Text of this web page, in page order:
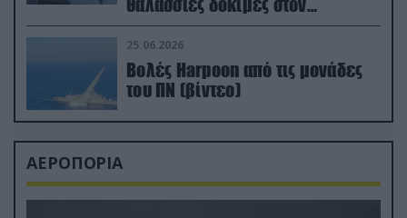
θαλάσσιες δοκιμές στον
απαιτητικό Βισκαϊκό
25.06.2026
Βολές Harpoon από τις μονάδες
του ΠΝ (βίντεο)
ΑΕΡΟΠΟΡΙΑ